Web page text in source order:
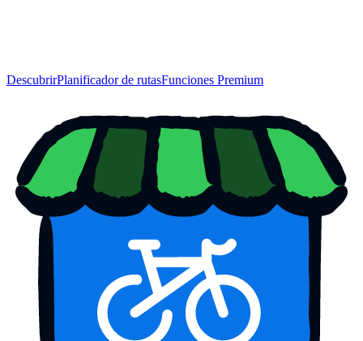
DescubrirPlanificador de rutasFunciones Premium